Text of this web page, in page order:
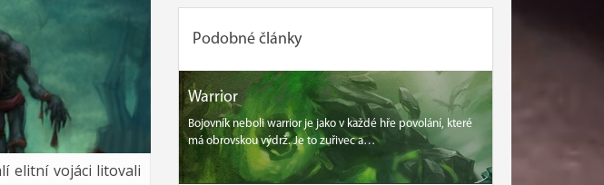
elitní vojáci litovali
Podobné články
Warrior
Bojovník neboli warrior je jako v každé hře povolání, které
má obrovskou výdrž. Je to zuřivec a…